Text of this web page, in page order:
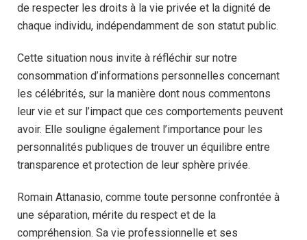
de respecter les droits à la vie privée et la dignité de
chaque individu, indépendamment de son statut public.
Cette situation nous invite à réfléchir sur notre
consommation d’informations personnelles concernant
les célébrités, sur la manière dont nous commentons
leur vie et sur l’impact que ces comportements peuvent
avoir. Elle souligne également l’importance pour les
personnalités publiques de trouver un équilibre entre
transparence et protection de leur sphère privée.
Romain Attanasio, comme toute personne confrontée à
une séparation, mérite du respect et de la
compréhension. Sa vie professionnelle et ses